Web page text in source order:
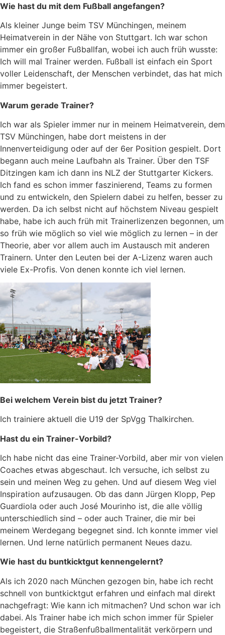
Wie hast du mit dem Fußball angefangen?
Als kleiner Junge beim TSV Münchingen, meinem
Heimatverein in der Nähe von Stuttgart. Ich war schon
immer ein großer Fußballfan, wobei ich auch früh wusste:
Ich will mal Trainer werden. Fußball ist einfach ein Sport
voller Leidenschaft, der Menschen verbindet, das hat mich
immer begeistert.
Warum gerade Trainer?
Ich war als Spieler immer nur in meinem Heimatverein, dem
TSV Münchingen, habe dort meistens in der
Innenverteidigung oder auf der 6er Position gespielt. Dort
begann auch meine Laufbahn als Trainer. Über den TSF
Ditzingen kam ich dann ins NLZ der Stuttgarter Kickers.
Ich fand es schon immer faszinierend, Teams zu formen
und zu entwickeln, den Spielern dabei zu helfen, besser zu
werden. Da ich selbst nicht auf höchstem Niveau gespielt
habe, habe ich auch früh mit Trainerlizenzen begonnen, um
so früh wie möglich so viel wie möglich zu lernen – in der
Theorie, aber vor allem auch im Austausch mit anderen
Trainern. Unter den Leuten bei der A-Lizenz waren auch
viele Ex-Profis. Von denen konnte ich viel lernen.
Bei welchem Verein bist du jetzt Trainer?
Ich trainiere aktuell die U19 der SpVgg Thalkirchen.
Hast du ein Trainer-Vorbild?
Ich habe nicht das eine Trainer-Vorbild, aber mir von vielen
Coaches etwas abgeschaut. Ich versuche, ich selbst zu
sein und meinen Weg zu gehen. Und auf diesem Weg viel
Inspiration aufzusaugen. Ob das dann Jürgen Klopp, Pep
Guardiola oder auch José Mourinho ist, die alle völlig
unterschiedlich sind – oder auch Trainer, die mir bei
meinem Werdegang begegnet sind. Ich konnte immer viel
lernen. Und lerne natürlich permanent Neues dazu.
Wie hast du buntkicktgut kennengelernt?
Als ich 2020 nach München gezogen bin, habe ich recht
schnell von buntkicktgut erfahren und einfach mal direkt
nachgefragt: Wie kann ich mitmachen? Und schon war ich
dabei. Als Trainer habe ich mich schon immer für Spieler
begeistert, die Straßenfußballmentalität verkörpern und